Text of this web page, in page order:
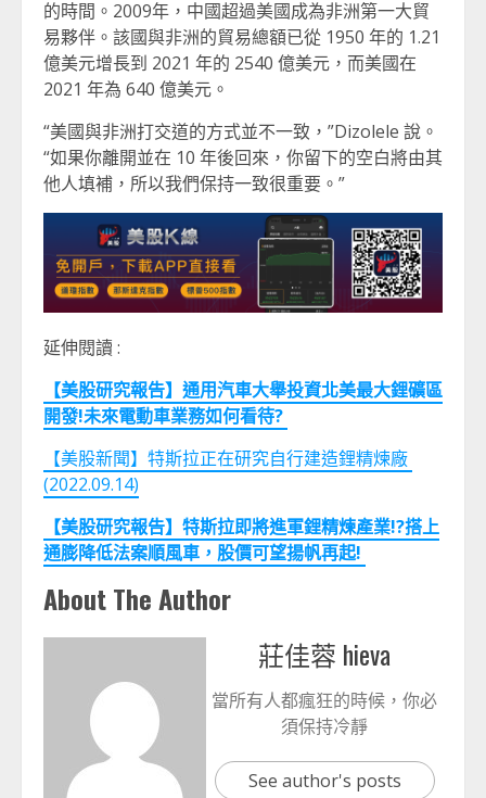
的時間。2009年，中國超過美國成為非洲第一大貿
易夥伴。該國與非洲的貿易總額已從 1950 年的 1.21
億美元增長到 2021 年的 2540 億美元，而美國在
2021 年為 640 億美元。
“美國與非洲打交道的方式並不一致，”Dizolele 說。
“如果你離開並在 10 年後回來，你留下的空白將由其
他人填補，所以我們保持一致很重要。”
延伸閱讀 :
【美股研究報告】通用汽車大舉投資北美最大鋰礦區
開發!未來電動車業務如何看待?
【美股新聞】特斯拉正在研究自行建造鋰精煉廠
(2022.09.14)
【美股研究報告】特斯拉即將進軍鋰精煉產業!?搭上
通膨降低法案順風車，股價可望揚帆再起!
About The Author
莊佳蓉 hieva
當所有人都瘋狂的時候，你必
須保持冷靜
See author's posts